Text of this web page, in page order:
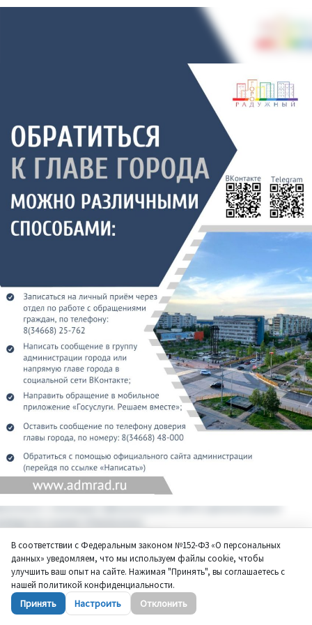
В соответствии с Федеральным законом №152-ФЗ «О персональных
данных» уведомляем, что мы используем файлы cookie, чтобы
улучшить ваш опыт на сайте. Нажимая "Принять", вы соглашаетесь с
нашей политикой конфиденциальности.
Принять Настроить Отклонить